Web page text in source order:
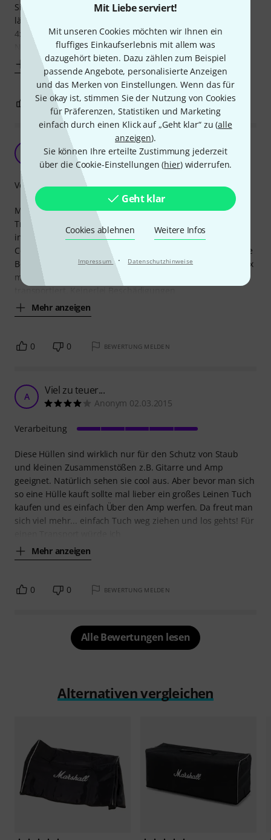
Mit Liebe serviert!
Mit unseren Cookies möchten wir Ihnen ein
fluffiges Einkaufserlebnis mit allem was
dazugehört bieten. Dazu zählen zum Beispiel
passende Angebote, personalisierte Anzeigen
und das Merken von Einstellungen. Wenn das für
Sie okay ist, stimmen Sie der Nutzung von Cookies
für Präferenzen, Statistiken und Marketing
einfach durch einen Klick auf „Geht klar“ zu (alle
anzeigen).
Sie können Ihre erteilte Zustimmung jederzeit
über die Cookie-Einstellungen (hier) widerrufen.
Geht klar
Cookies ablehnen Weitere Infos
Impressum · Datenschutzhinweise
Sieht auf jeden Fall schon mal gut aus im Proberaum und
lässt einen auch etwas ruhiger schlafen, die gute alte
4x12er Marshall-Box von 1971 gut umhüllt zu wissen.
Nach dem psychologischen Teil noch zum Produkt:
Mehr anzeigen
0 BEWERTUNG MELDEN
Günstige Alternative zum Hardcase
Diethelm N. 28.11.2009
Marshall-Boxen stecken einiges weg. Aber auf dem
Transport sollte man sie schützen. Da wir nicht
international unterwegs sind, habe ich mich für dieses
Cover entschieden. Die Tragegriffe bleiben optimal frei. Die
Box ist gegen alle Rempler usw. geschützt. Ich habe die Box
mit dem Cover seit dem Kauf im Transporter oder Hänger
Mehr anzeigen
Verarbeitung
0 0 BEWERTUNG MELDEN
A Viel zu teuer...
Anonym 02.03.2015
Diese Hüllen sind wirklich nur für den Schutz von Staub
und kleinen Zusammenstößen z.B. Gitarre und Amp
geeignet. Natürlich sehen sie cool aus. Aber bevor man sich
so eine Hülle kauft sollte mal lieber ein großes Leinen Tuch
kaufen und es einfach Über den Amp werfen. Da freut man
sich viel mehr... einfach Tuch weg ziehen und los gehts! Für
Mehr anzeigen
Verarbeitung
0 0 BEWERTUNG MELDEN
Alle Bewertungen lesen
Alternativen vergleichen